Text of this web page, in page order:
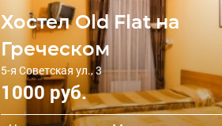
Хостел Old Flat на
Греческом
5-я Советская ул., 3
1000 руб.